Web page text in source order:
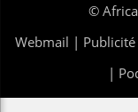
©
Webmail | Publicité
|